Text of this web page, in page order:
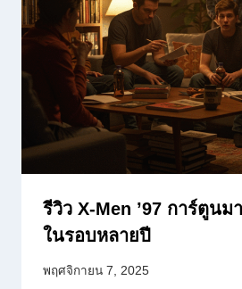
รีวิว X-Men ’97 การ์ตูนม
ในรอบหลายปี
พฤศจิกายน 7, 2025